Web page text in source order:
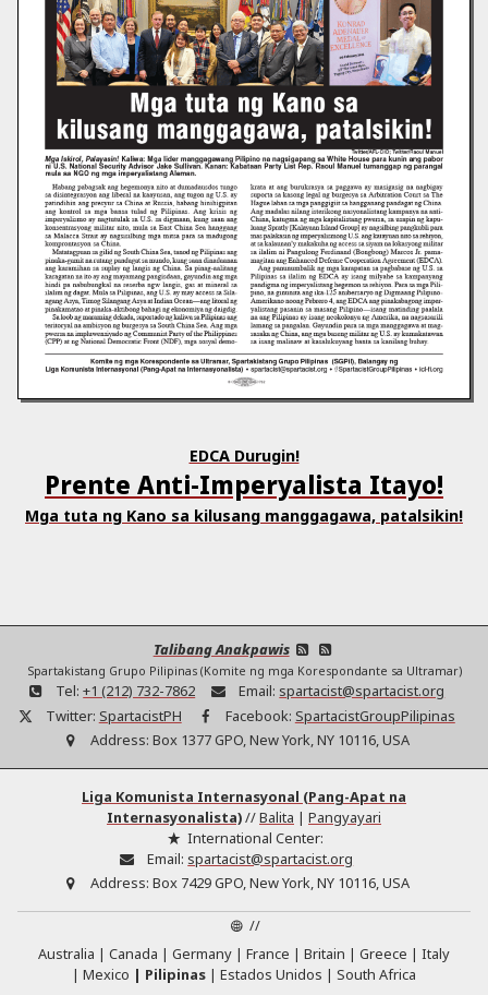
EDCA Durugin!
Prente Anti-Imperyalista Itayo!
Mga tuta ng Kano sa kilusang manggagawa, patalsikin!
Talibang Anakpawis
Spartakistang Grupo Pilipinas (Komite ng mga Korespondante sa Ultramar)
Tel: +1 (212) 732-7862 Email: spartacist@spartacist.org
Twitter: SpartacistPH Facebook: SpartacistGroupPilipinas
Address: Box 1377 GPO, New York, NY 10116, USA
Liga Komunista Internasyonal (Pang-Apat na
Internasyonalista)//Balita | Pangyayari
International Center:
Email: spartacist@spartacist.org
Address: Box 7429 GPO, New York, NY 10116, USA
//
Australia
Canada Germany France Britain Greece
Italy
Mexico
Pilipinas Estados Unidos South Africa